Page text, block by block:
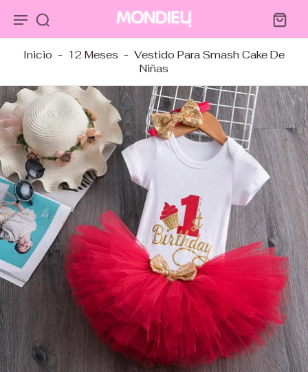
Inicio - 12 Meses - Vestido Para Smash Cake De
Niñas